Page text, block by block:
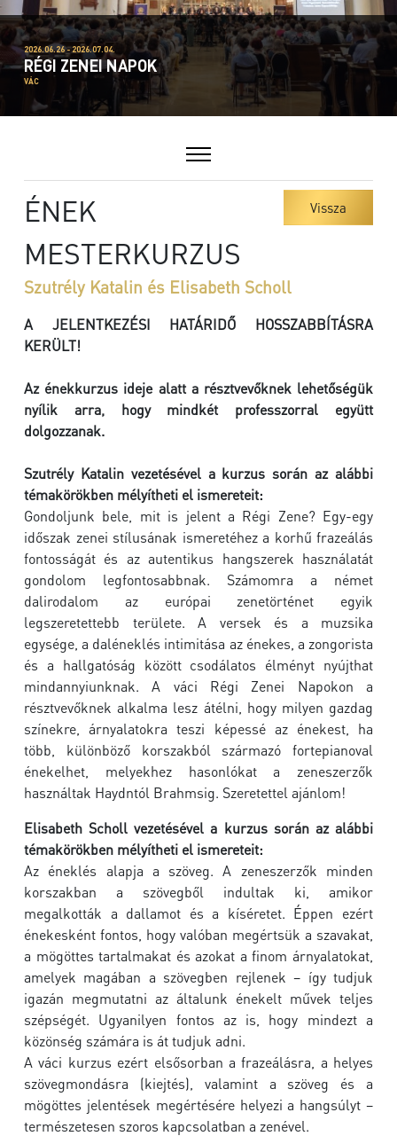
2026.06.26 - 2026.07.04.
RÉGI ZENEI NAPOK
VÁC
ÉNEK
MESTERKURZUS
Vissza
Szutrély Katalin és Elisabeth Scholl
A JELENTKEZÉSI HATÁRIDŐ HOSSZABBÍTÁSRA
KERÜLT!
Az énekkurzus ideje alatt a résztvevőknek lehetőségük
nyílik arra, hogy mindkét professzorral együtt
dolgozzanak.
Szutrély Katalin vezetésével a kurzus során az alábbi
témakörökben mélyítheti el ismereteit:
Gondoljunk bele, mit is jelent a Régi Zene? Egy-egy
időszak zenei stílusának ismeretéhez a korhű frazeálás
fontosságát és az autentikus hangszerek használatát
gondolom legfontosabbnak. Számomra a német
dalirodalom az európai zenetörténet egyik
legszeretettebb területe. A versek és a muzsika
egysége, a daléneklés intimitása az énekes, a zongorista
és a hallgatóság között csodálatos élményt nyújthat
mindannyiunknak. A váci Régi Zenei Napokon a
résztvevőknek alkalma lesz átélni, hogy milyen gazdag
színekre, árnyalatokra teszi képessé az énekest, ha
több, különböző korszakból származó fortepianoval
énekelhet, melyekhez hasonlókat a zeneszerzők
használtak Haydntól Brahmsig. Szeretettel ajánlom!
Elisabeth Scholl vezetésével a kurzus során az alábbi
témakörökben mélyítheti el ismereteit:
Az éneklés alapja a szöveg. A zeneszerzők minden
korszakban a szövegből indultak ki, amikor
megalkották a dallamot és a kíséretet. Éppen ezért
énekesként fontos, hogy valóban megértsük a szavakat,
a mögöttes tartalmakat és azokat a finom árnyalatokat,
amelyek magában a szövegben rejlenek – így tudjuk
igazán megmutatni az általunk énekelt művek teljes
szépségét. Ugyanilyen fontos az is, hogy mindezt a
közönség számára is át tudjuk adni.
A váci kurzus ezért elsősorban a frazeálásra, a helyes
szövegmondásra (kiejtés), valamint a szöveg és a
mögöttes jelentések megértésére helyezi a hangsúlyt –
természetesen szoros kapcsolatban a zenével.